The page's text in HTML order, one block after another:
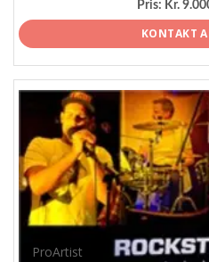
Pris: Kr.
KONTAKT
ProArtist